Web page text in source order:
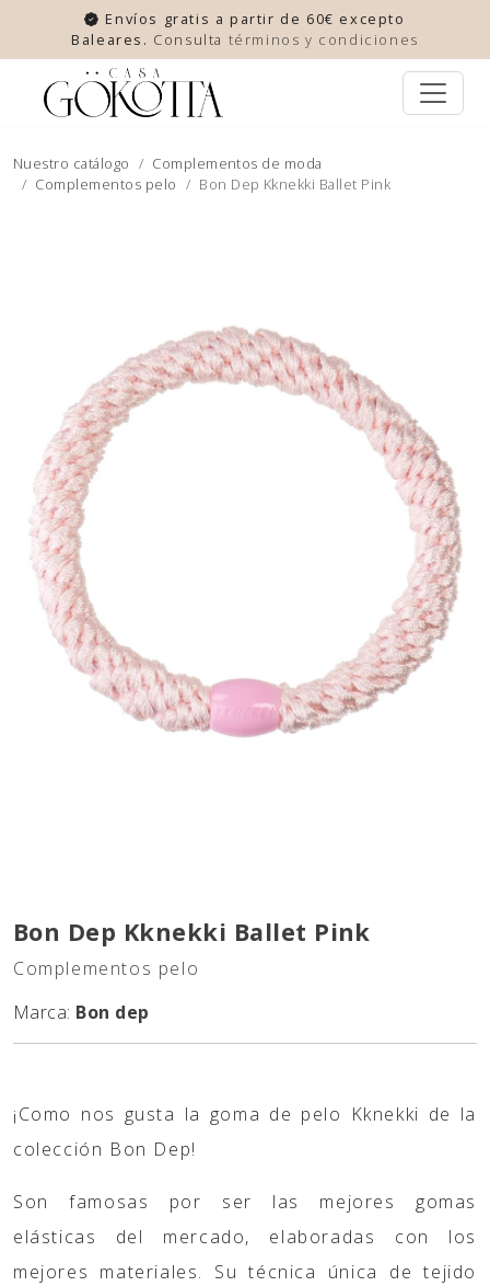
Envíos gratis a partir de 60€ excepto
Baleares. Consulta términos y condiciones
Nuestro catálogo
Complementos de moda
Complementos pelo
Bon Dep Kknekki Ballet Pink
Bon Dep Kknekki Ballet Pink
Complementos pelo
Marca: Bon dep
¡Como nos gusta la goma de pelo Kknekki de la
colección Bon Dep!
Son famosas por ser las mejores gomas
elásticas del mercado, elaboradas con los
mejores materiales. Su técnica única de tejido